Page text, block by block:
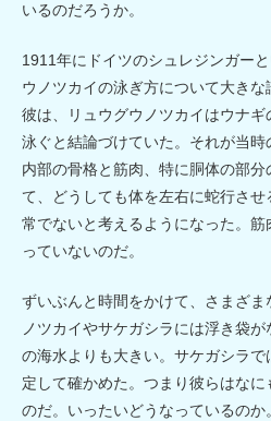
いるのだろうか。
1911年にドイツのシュレジンガー
ウノツカイの泳ぎ方について大き
彼は、リュウグウノツカイはウナ
泳ぐと結論づけていた。それが当時
内部の骨格と筋肉、特に胴体の部
て、どうしても体を左右に蛇行さ
常でないと考えるようになった。
っていないのだ。
ずいぶんと時間をかけて、さまざ
ノツカイやサケガシラには浮き袋
の海水よりも大きい。サケガシラ
定して確かめた。つまり彼らはな
のだ。いったいどうなっているの